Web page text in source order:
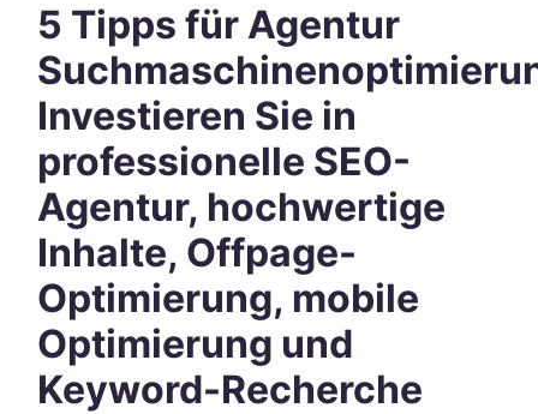
5 Tipps für Agentur
Investieren Sie in
professionelle SEO-
Agentur, hochwertige
Inhalte, Offpage-
Optimierung, mobile
Optimierung und
Keyword-Recherche